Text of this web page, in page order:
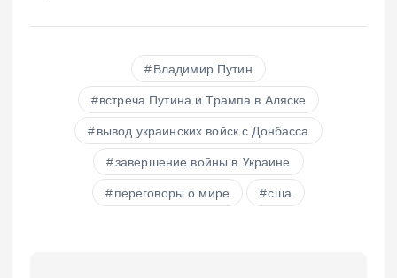
Владимир Путин
встреча Путина и Трампа в Аляске
вывод украинских войск с Донбасса
завершение войны в Украине
переговоры о мире сша